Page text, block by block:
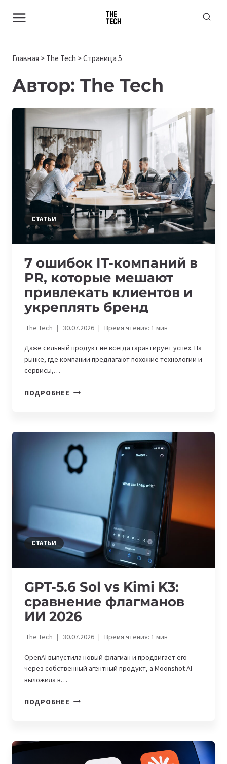
Главная > The Tech >Страница 5
Автор: The Tech
СТАТЬИ
7 ошибок IT-компаний в
PR, которые мешают
привлекать клиентов и
укреплять бренд
The Tech 30.07.2026 Время чтения: 1мин
Даже сильный продукт не всегда гарантирует успех. На
рынке, где компании предлагают похожие технологии и
сервисы,…
ПОДРОБНЕЕ 7
PR,
КОТОРЫЕ
МЕШАЮТ
ПРИВЛЕКАТЬ
УКРЕПЛЯТЬ
СТАТЬИ
GPT-5.6 Sol vs Kimi K3:
сравнение флагманов
ИИ 2026
The Tech 30.07.2026 Время чтения: 1мин
OpenAI выпустила новый флагман и продвигает его
через собственный агентный продукт, а Moonshot AI
выложила в…
ПОДРОБНЕЕ GPT-